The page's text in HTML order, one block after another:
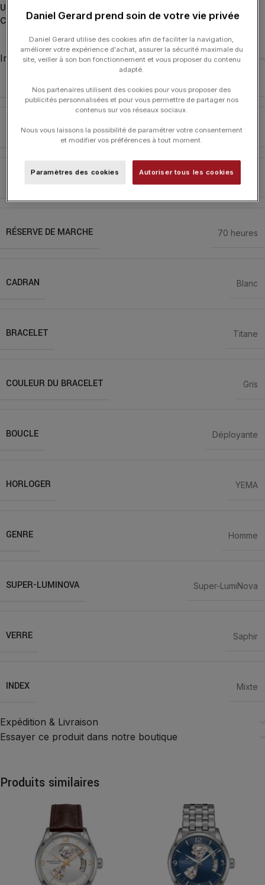
UGS :
Catégorie : HORLOGERIE
Informations complémentaires
MATIÈRE Acier Inoxydable
Manufacture
RÉSERVE DE MARCHE 70 heures
CADRAN Blanc
BRACELET Titane
COULEUR DU BRACELET Gris
BOUCLE Déployante
HORLOGER YEMA
GENRE Homme
SUPER-LUMINOVA Super-LumiNova
VERRE Saphir
INDEX Mixte
Expédition & Livraison
Essayer ce produit dans notre boutique
Produits similaires
Daniel Gerard prend soin de votre vie privée
Daniel Gerard utilise des cookies afin de faciliter la navigation,
améliorer votre expérience d'achat, assurer la sécurité maximale du
site, veiller à son bon fonctionnement et vous proposer du contenu
adapté.
Nos partenaires utilisent des cookies pour vous proposer des
publicités personnalisées et pour vous permettre de partager nos
contenus sur vos réseaux sociaux.
Nous vous laissons la possibilité de paramétrer votre consentement
et modifier vos préférences à tout moment.
Paramètres des cookies Autoriser tous les cookies